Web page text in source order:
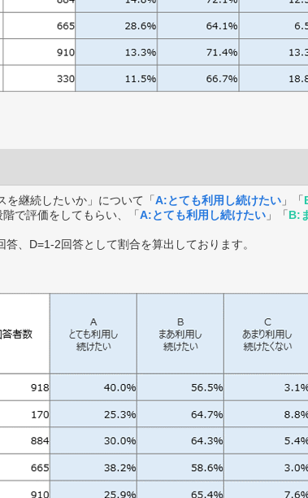
を継続したいか」について「A:とても利用し続けたい 」「
階で評価をしてもらい、「A:とても利用し続けたい 」「B:
、D=1-2回答として割合を算出しております。